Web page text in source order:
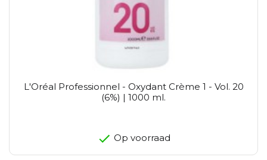
L'Oréal Professionnel - Oxydant Crème 1 - Vol. 20
(6%) | 1000 ml.
Op voorraad